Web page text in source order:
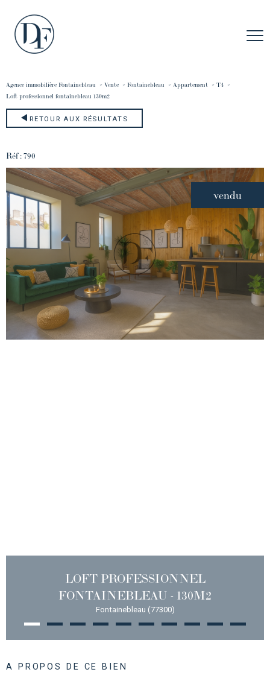
Agence immobilière Fontainebleau Vente Fontainebleau Appartement
T4
loft professionnel fontainebleau 130m2
RETOUR AUX RÉSULTATS
Réf : 790
vendu
LOFT PROFESSIONNEL
FONTAINEBLEAU - 130M2
Fontainebleau (77300)
A PROPOS DE CE BIEN